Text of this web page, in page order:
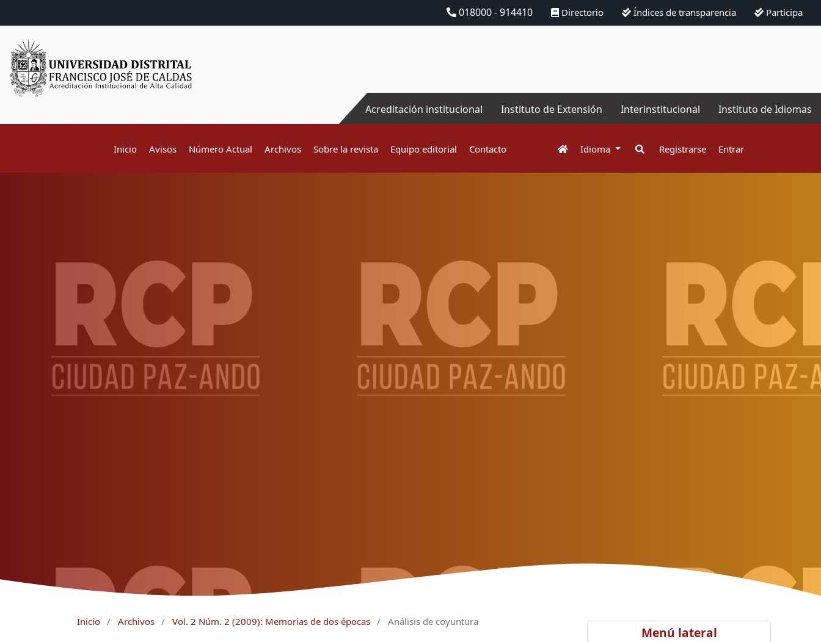
018000 - 914410 Directorio Índices de transparencia Participa
Acreditación institucional Instituto de Extensión Interinstitucional Instituto de Idiomas
Inicio Avisos Número Actual Archivos Sobre la revista Equipo editorial Contacto Idioma Registrarse Entrar
Inicio / Archivos / Vol. 2 Núm. 2 (2009): Memorias de dos épocas / Análisis de coyuntura
Menú lateral